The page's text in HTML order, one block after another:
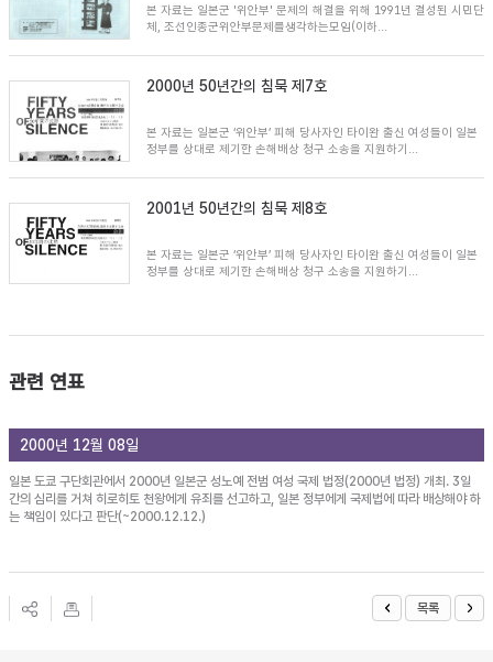
본 자료는 일본군 '위안부' 문제의 해결을 위해 1991년 결성된 시민단
체, 조선인종군위안부문제를생각하는모임(이하...
2000년 50년간의 침묵 제7호
본 자료는 일본군 ‘위안부’ 피해 당사자인 타이완 출신 여성들이 일본
정부를 상대로 제기한 손해배상 청구 소송을 지원하기...
2001년 50년간의 침묵 제8호
본 자료는 일본군 ‘위안부’ 피해 당사자인 타이완 출신 여성들이 일본
정부를 상대로 제기한 손해배상 청구 소송을 지원하기...
관련 연표
2000년 12월 08일
일본 도쿄 구단회관에서 2000년 일본군 성노예 전범 여성 국제 법정(2000년 법정) 개최. 3일
간의 심리를 거쳐 히로히토 천왕에게 유죄를 선고하고, 일본 정부에게 국제법에 따라 배상해야 하
는 책임이 있다고 판단(~2000.12.12.)
목록